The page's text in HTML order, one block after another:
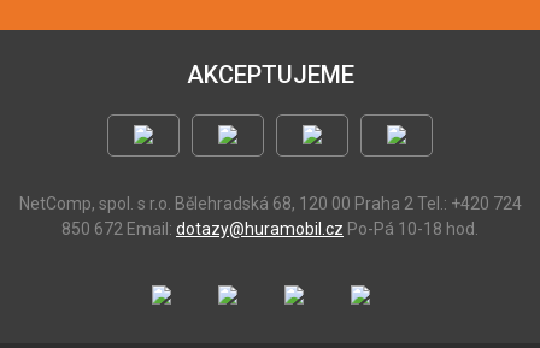
AKCEPTUJEME
NetComp, spol. s r.o. Bělehradská 68, 120 00 Praha 2 Tel.: +420 724
850 672 Email: dotazy@huramobil.cz Po-Pá 10-18 hod.